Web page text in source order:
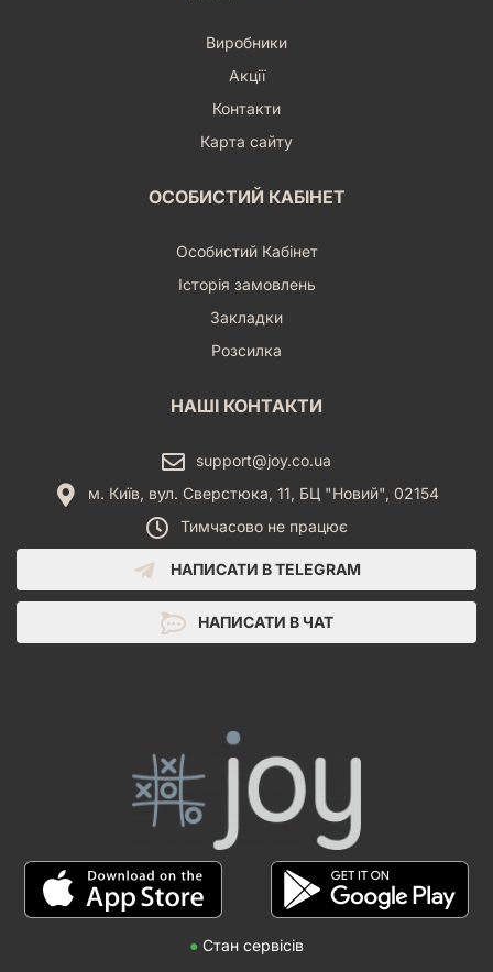
Виробники
Акції
Контакти
Карта сайту
ОСОБИСТИЙ КАБІНЕТ
Особистий Кабінет
Історія замовлень
Закладки
Розсилка
НАШІ КОНТАКТИ
support@joy.co.ua
м. Київ, вул. Сверстюка, 11, БЦ "Новий", 02154
Тимчасово не працює
НАПИСАТИ В TELEGRAM
НАПИСАТИ В ЧАТ
● Стан сервісів